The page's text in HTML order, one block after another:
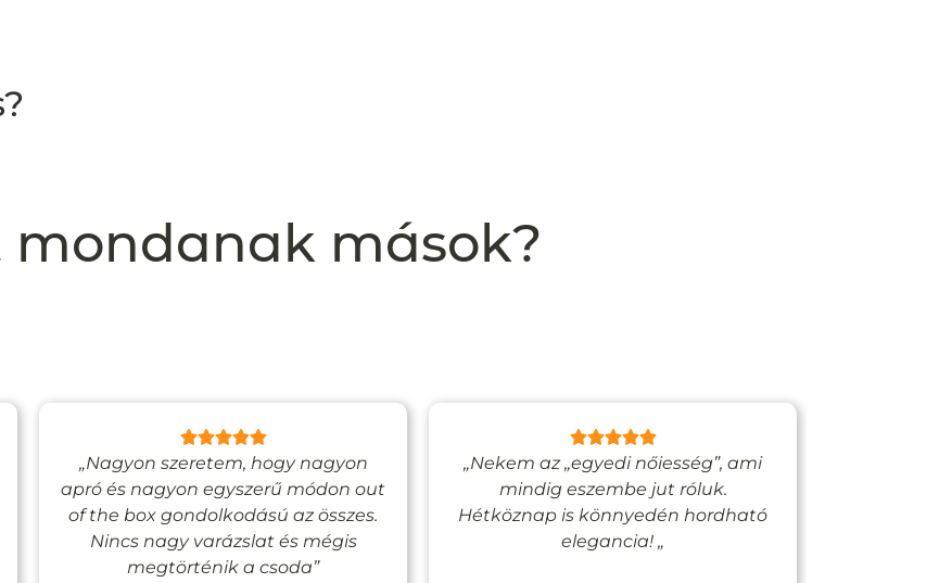
mások?
„Nagyon szeretem, hogy nagyon
apró és nagyon egyszerű módon out
of the box gondolkodású az összes.
Nincs nagy varázslat és mégis
megtörténik a csoda”
„Nekem az „egyedi nőiesség”, ami
mindig eszembe jut róluk.
Hétköznap is könnyedén hordható
elegancia! „